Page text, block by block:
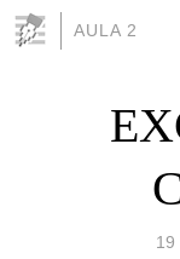
AULA 2
19